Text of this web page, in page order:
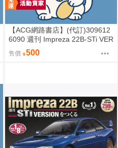
【ACG網路書店】(代訂)309612
6090 週刊 Impreza 22B-STi VER
SION をつくる (3)
售價 500